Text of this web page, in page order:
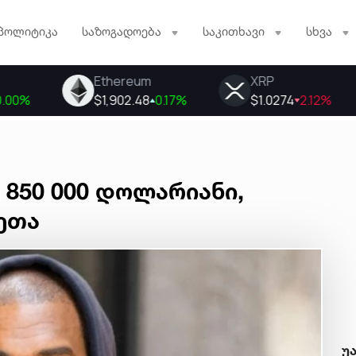
საზოგადოება საკითხავი სხვა
850 000 დოლარიანი,